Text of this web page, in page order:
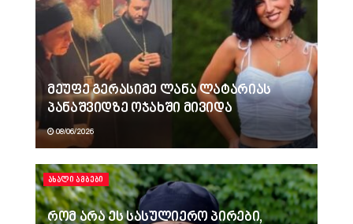
მეუფე გერასიმე ლანა ლატარიას
პანაშვიდზე ოჯახში მივიდა
08/06/2026
ᲐᲮᲐᲚᲘ ᲐᲛᲑᲔᲑᲘ
რომ არა ეს სასულიერო პირები,